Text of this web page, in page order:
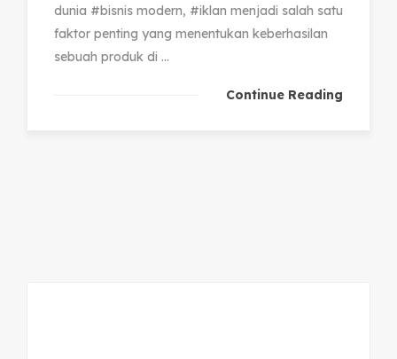
dunia #bisnis modern, #iklan menjadi salah satu
faktor penting yang menentukan keberhasilan
sebuah produk di ...
Continue Reading